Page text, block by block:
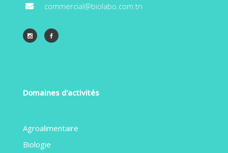
commercial@biolabo.com.tn
Domaines d'activités
Agroalimentaire
Biologie